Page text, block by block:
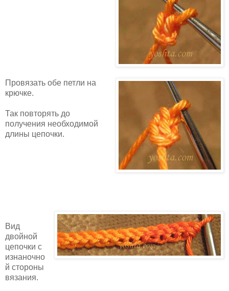
Провязать обе петли на
крючке.
Так повторять до
получения необходимой
длины цепочки.
Вид
двойной
цепочки с
изнаночно
й стороны
вязания.